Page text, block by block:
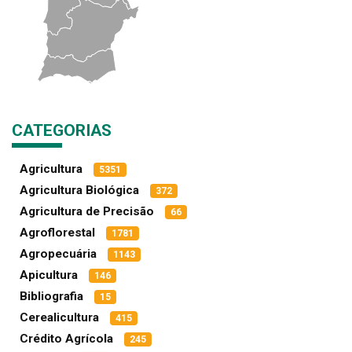
CATEGORIAS
Agricultura 5351
Agricultura Biológica 372
Agricultura de Precisão 66
Agroflorestal 1781
Agropecuária 1143
Apicultura 146
Bibliografia 15
Cerealicultura 415
Crédito Agrícola 245